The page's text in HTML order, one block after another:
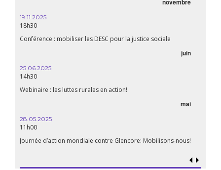
novembre
19.11.2025
18h30
Conférence : mobiliser les DESC pour la justice sociale
juin
25.06.2025
14h30
Webinaire : les luttes rurales en action!
mai
28.05.2025
11h00
Journée d’action mondiale contre Glencore: Mobilisons-nous!